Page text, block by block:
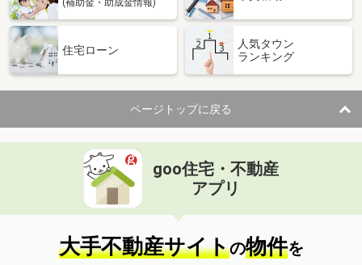
(補助金・助成金情報)
住宅ローン
人気タウン
ランキング
ページトップに戻る
goo住宅・不動産
アプリ
大手不動産サイトの物件を